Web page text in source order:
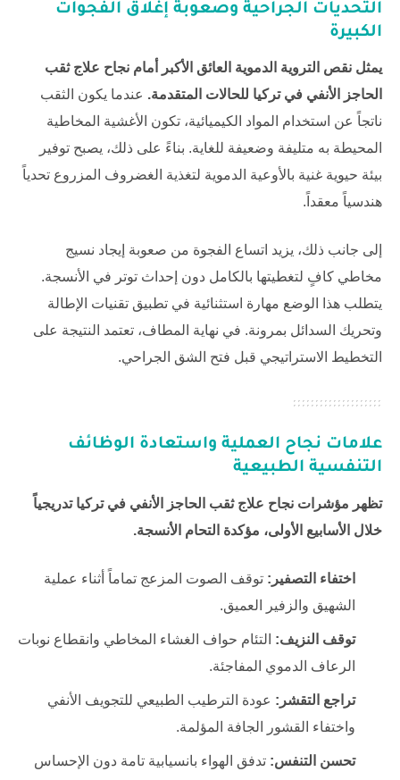
التحديات الجراحية وصعوبة إغلاق الفجوات
الكبيرة
يمثل نقص التروية الدموية العائق الأكبر أمام نجاح علاج ثقب
الحاجز الأنفي في تركيا للحالات المتقدمة. عندما يكون الثقب
ناتجاً عن استخدام المواد الكيميائية، تكون الأغشية المخاطية
المحيطة به متليفة وضعيفة للغاية. بناءً على ذلك، يصبح توفير
بيئة حيوية غنية بالأوعية الدموية لتغذية الغضروف المزروع تحدياً
هندسياً معقداً.
إلى جانب ذلك، يزيد اتساع الفجوة من صعوبة إيجاد نسيج
مخاطي كافٍ لتغطيتها بالكامل دون إحداث توتر في الأنسجة.
يتطلب هذا الوضع مهارة استثنائية في تطبيق تقنيات الإطالة
وتحريك السدائل بمرونة. في نهاية المطاف، تعتمد النتيجة على
التخطيط الاستراتيجي قبل فتح الشق الجراحي.
علامات نجاح العملية واستعادة الوظائف
التنفسية الطبيعية
تظهر مؤشرات نجاح علاج ثقب الحاجز الأنفي في تركيا تدريجياً
خلال الأسابيع الأولى، مؤكدة التحام الأنسجة.
اختفاء التصفير: توقف الصوت المزعج تماماً أثناء عملية
الشهيق والزفير العميق.
توقف النزيف: التئام حواف الغشاء المخاطي وانقطاع نوبات
الرعاف الدموي المفاجئة.
تراجع التقشر: عودة الترطيب الطبيعي للتجويف الأنفي
واختفاء القشور الجافة المؤلمة.
تحسن التنفس: تدفق الهواء بانسيابية تامة دون الإحساس